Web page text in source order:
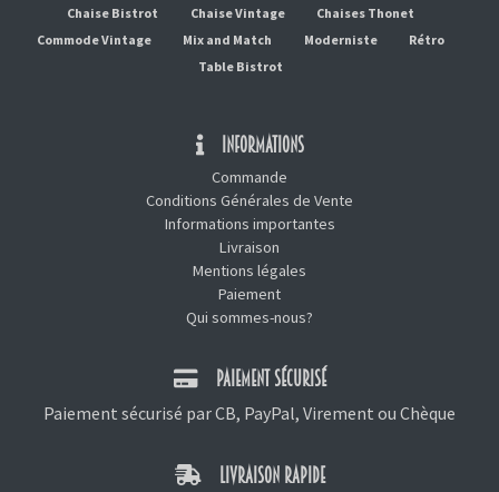
Chaise Bistrot
Chaise Vintage
Chaises Thonet
Commode Vintage
Mix and Match Moderniste
Rétro
Table Bistrot
INFORMATIONS
Commande
Conditions Générales de Vente
Informations importantes
Livraison
Mentions légales
Paiement
Qui sommes-nous?
PAIEMENT SÉCURISÉ
Paiement sécurisé par CB, PayPal, Virement ou Chèque
LIVRAISON RAPIDE